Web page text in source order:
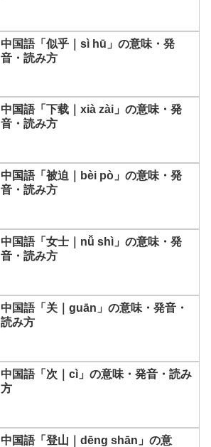
中国語「似乎｜sì hū」の意味・発
音・読み方
中国語「下载｜xià zài」の意味・発
音・読み方
中国語「被迫｜bèi pò」の意味・発
音・読み方
中国語「女士｜nǚ shì」の意味・発
音・読み方
中国語「关｜guān」の意味・発音・
読み方
中国語「次｜cì」の意味・発音・読み
方
中国語「登山｜dēng shān」の意